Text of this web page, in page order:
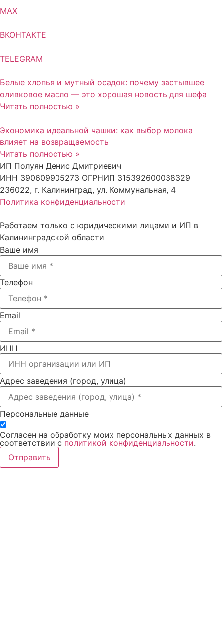
MAX
ВКОНТАКТЕ
TELEGRAM
Белые хлопья и мутный осадок: почему застывшее
оливковое масло — это хорошая новость для шефа
Читать полностью »
Экономика идеальной чашки: как выбор молока
влияет на возвращаемость
Читать полностью »
ИП Полуян Денис Дмитриевич
ИНН 390609905273 ОГРНИП 315392600038329
236022, г. Калининград, ул. Коммунальная, 4
Политика конфиденциальности
Работаем только с юридическими лицами и ИП в
Калининградской области
Ваше имя
Телефон
Email
ИНН
Адрес заведения (город, улица)
Персональные данные
Согласен на обработку моих персональных данных в
соответствии с политикой конфиденциальности.
Отправить